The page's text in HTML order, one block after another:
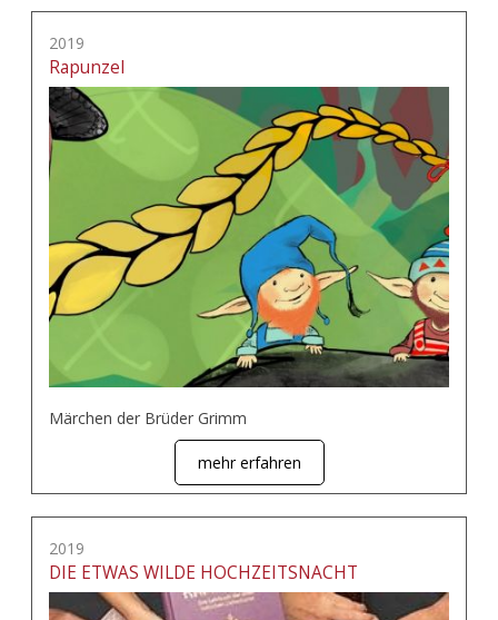
2019
Rapunzel
Märchen der Brüder Grimm
mehr erfahren
2019
DIE ETWAS WILDE HOCHZEITSNACHT